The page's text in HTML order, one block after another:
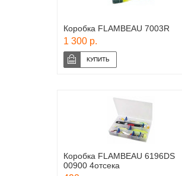
Коробка FLAMBEAU 7003R
1 300 р.
Коробка FLAMBEAU 6196DS
00900 4отcека